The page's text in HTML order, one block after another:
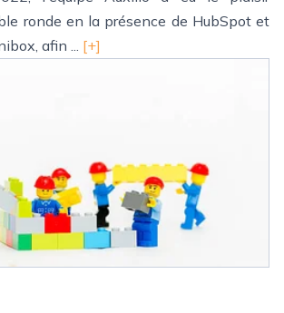
ronde en la présence de HubSpot et
afin ... [+]